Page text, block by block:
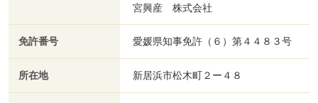
宮興産 株式会社
免許番号 愛媛県知事免許（６）第４４８３号
所在地 新居浜市松木町２ー４８